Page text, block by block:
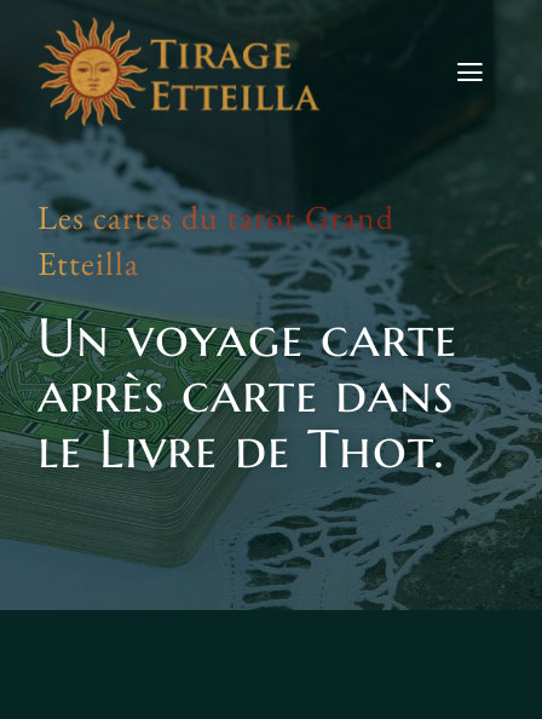
content
Toggle
Tirages
Etteilla
Signes
Actus
Contact
TIRER LES CARTES
Facebook
Les cartes du tarot Grand
Etteilla
Un voyage carte
après carte dans
le Livre de Thot.